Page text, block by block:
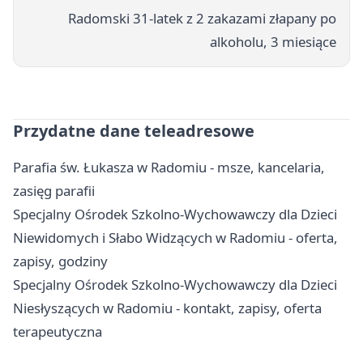
Radomski 31-latek z 2 zakazami złapany po
alkoholu, 3 miesiące
Przydatne dane teleadresowe
Parafia św. Łukasza w Radomiu - msze, kancelaria,
zasięg parafii
Specjalny Ośrodek Szkolno-Wychowawczy dla Dzieci
Niewidomych i Słabo Widzących w Radomiu - oferta,
zapisy, godziny
Specjalny Ośrodek Szkolno-Wychowawczy dla Dzieci
Niesłyszących w Radomiu - kontakt, zapisy, oferta
terapeutyczna